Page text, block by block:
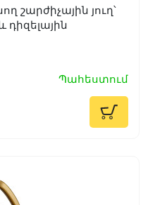
շարժիչային յուղ՝
Պահեստում